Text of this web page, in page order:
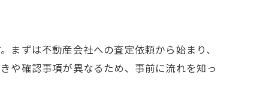
ずは不動産会社への査定依頼から始まり、
や確認事項が異なるため、事前に流れを知っ